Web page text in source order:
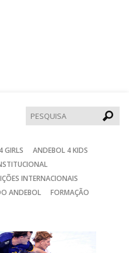
GIRLS
ANDEBOL 4 KIDS
INTERNACIONAIS
ANDEBOL
FORMAÇÃO